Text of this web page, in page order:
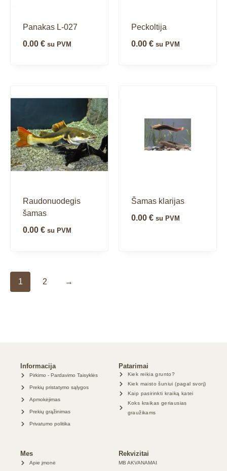
Panakas L-027
0.00 € su PVM
Peckoltija
0.00 € su PVM
Raudonuodegis
šamas
0.00 € su PVM
Šamas klarijas
0.00 € su PVM
1 2 →
Informacija
Pirkimo - Pardavimo Taisyklės
Prekių pristatymo sąlygos
Apmokėjimas
Prekių grąžinimas
Privatumo politika
Patarimai
Kiek reikia grunto?
Kiek maisto šuniui (pagal svorį)
Kaip pasirinkti kraiką katei
Koks kraikas geriausias
graužikams
Mes
Apie įmonė
Rekvizitai
MB AKVANAMAI